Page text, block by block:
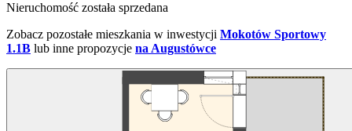
Nieruchomość została sprzedana
Zobacz pozostałe mieszkania w inwestycji Mokotów Sportowy
1.1B lub inne propozycje na Augustówce